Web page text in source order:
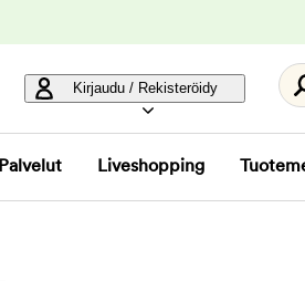
Kirjaudu / Rekisteröidy
Palvelut Liveshopping